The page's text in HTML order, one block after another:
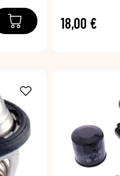
18,00 €